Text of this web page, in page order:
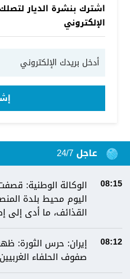
اشترك بنشرة الديار
الإلكتروني
عاجل 24/7
08:15
الوكالة الوطنية:
اليوم محيط بلدة
القذائف، ما أدى إلى
08:12
إيران: حرس الثورة:
صفوف الحلفاء